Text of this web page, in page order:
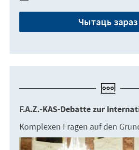
Чытаць зараз
F.A.Z.-KAS-Debatte zur
Komplexen Fragen auf den